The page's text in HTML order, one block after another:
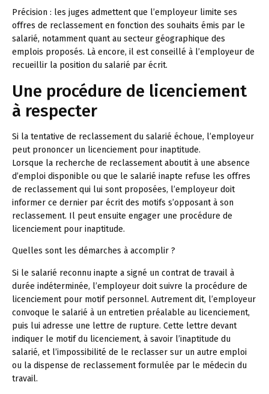
Précision : les juges admettent que l’employeur limite ses
offres de reclassement en fonction des souhaits émis par le
salarié, notamment quant au secteur géographique des
emplois proposés. Là encore, il est conseillé à l’employeur de
recueillir la position du salarié par écrit.
Une procédure de licenciement
à respecter
Si la tentative de reclassement du salarié échoue, l’employeur
peut prononcer un licenciement pour inaptitude.
Lorsque la recherche de reclassement aboutit à une absence
d’emploi disponible ou que le salarié inapte refuse les offres
de reclassement qui lui sont proposées, l’employeur doit
informer ce dernier par écrit des motifs s’opposant à son
reclassement. Il peut ensuite engager une procédure de
licenciement pour inaptitude.
Quelles sont les démarches à accomplir ?
Si le salarié reconnu inapte a signé un contrat de travail à
durée indéterminée, l’employeur doit suivre la procédure de
licenciement pour motif personnel. Autrement dit, l’employeur
convoque le salarié à un entretien préalable au licenciement,
puis lui adresse une lettre de rupture. Cette lettre devant
indiquer le motif du licenciement, à savoir l’inaptitude du
salarié, et l’impossibilité de le reclasser sur un autre emploi
ou la dispense de reclassement formulée par le médecin du
travail.